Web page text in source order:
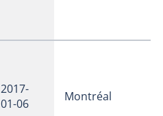
2017-
01-06
Montréal